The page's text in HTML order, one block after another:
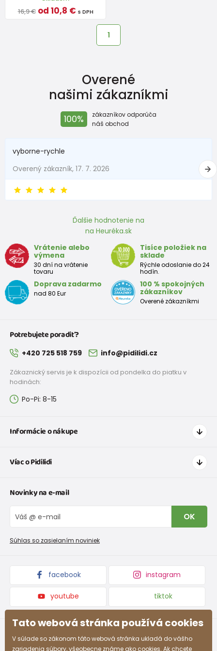
16,9 € od 10,8 € s DPH
1
Overené
našimi zákazníkmi
100%
zákazníkov odporúča
náš obchod
vyborne-rychle
Overený zákazník, 17. 7. 2026
Ďalšie hodnotenie na
na Heuréka.sk
Vrátenie alebo
výmena
30 dní na vrátenie
tovaru
Tisíce položiek na
sklade
Rýchle odoslanie do 24
hodín.
Doprava zadarmo
nad 80 Eur
100 % spokojných
zákazníkov
Overené zákazníkmi
Potrebujete poradiť?
+420 725 518 759 info@pidilidi.cz
Zákaznický servis je k dispozícii od pondelka do piatku v
hodinách:
Po-Pi: 8-15
Informácie o nákupe
Doprava a platba
Tabuľka veľkostí obuvi
Vrátenie tovaru a reklamacie
Reklamačný poriadok
Víac o Pidilidi
O nás
Veľkoobchod PiDiLiDi
Kolekcie tovaru
Novinky na e-mail
OK
Súhlas so zasielaním noviniek
facebook instagram
youtube tiktok
Tato webová stránka používá cookies
V súlade so zákonom táto webová stránka ukladá do vášho
zariadenia súbory, všeobecne známe ako cookies. Ak chcete